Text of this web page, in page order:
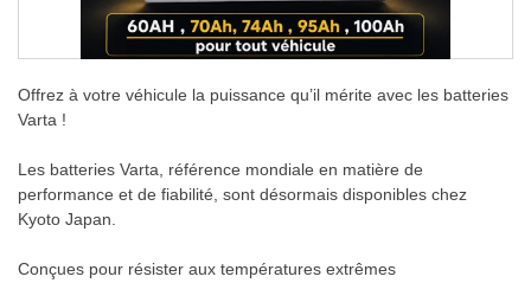
Offrez à votre véhicule la puissance qu’il mérite avec les batteries
Varta !
Les batteries Varta, référence mondiale en matière de
performance et de fiabilité, sont désormais disponibles chez
Kyoto Japan.
Conçues pour résister aux températures extrêmes